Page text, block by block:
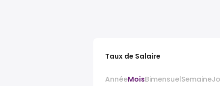
Taux de Salaire
AnnéeMoisBimensuelSemaine